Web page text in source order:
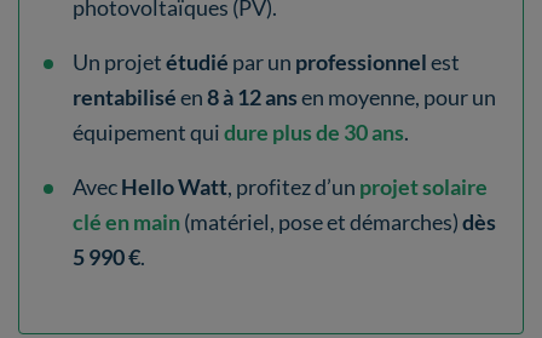
photovoltaïques (PV).
Un projetétudié par un professionnelest
rentabiliséen8 à 12 ansen moyenne, pour un
équipement quidure plus de 30 ans.
AvecHello Watt, profitez d’un projet solaire
clé en main(matériel, pose et démarches)dès
5 990 €.